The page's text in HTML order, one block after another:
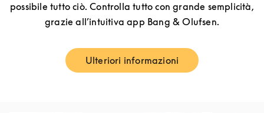
possibile tutto ciò. Controlla tutto con grande semplicità,
grazie all’intuitiva app Bang & Olufsen.
Ulteriori informazioniLink Opens in New Tab